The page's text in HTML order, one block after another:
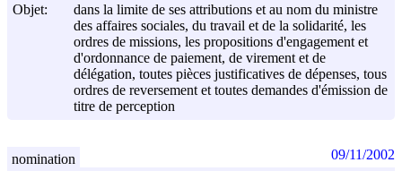
Objet:
dans la limite de ses attributions et au nom du ministre
des affaires sociales, du travail et de la solidarité, les
ordres de missions, les propositions d'engagement et
d'ordonnance de paiement, de virement et de
délégation, toutes pièces justificatives de dépenses, tous
ordres de reversement et toutes demandes d'émission de
titre de perception
nomination 09/11/2002